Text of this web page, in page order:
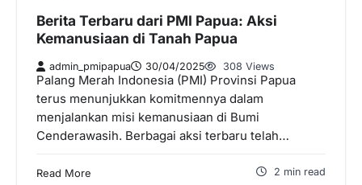
Berita Terbaru dari PMI Papua: Aksi
Kemanusiaan di Tanah Papua
admin_pmipapua 30/04/2025 308 Views
Palang Merah Indonesia (PMI) Provinsi Papua
terus menunjukkan komitmennya dalam
menjalankan misi kemanusiaan di Bumi
Cenderawasih. Berbagai aksi terbaru telah…
Read More 2 min read